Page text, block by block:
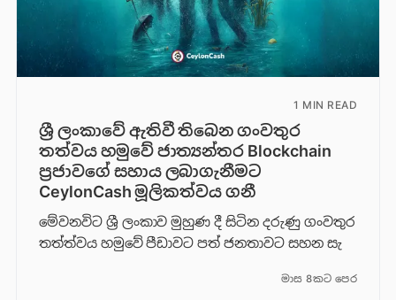
1 MIN READ
ශ්‍රී ලංකාවේ ඇතිවී තිබෙන ගංවතුර
තත්වය හමුවේ ජාත්‍යන්තර Blockchain
ප්‍රජාවගේ සහාය ලබාගැනීමට
CeylonCash මූලිකත්වය ග​නී
මේවනවිට ශ්‍රී ලංකාව මුහුණ දී සිටින දරුණු ගංවතුර
තත්ත්වය හමුවේ පීඩාවට පත් ජනතාවට සහන සැ
මාස 8කට පෙර